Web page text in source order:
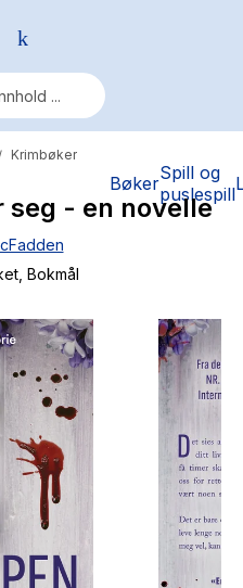
BøkerSpill og
puslespill
Krimbøker
seg - en novelle
, Bokmål